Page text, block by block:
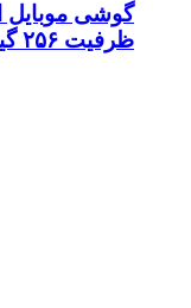
ظرفیت ۲۵۶ گیگابایت